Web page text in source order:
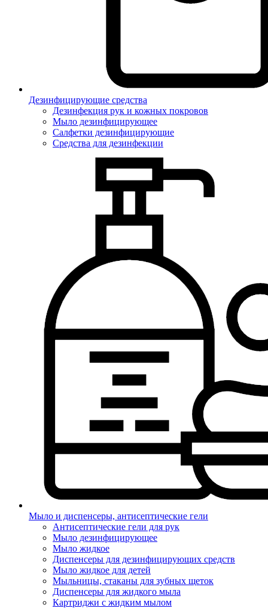
Дезинфицирующие средства
Дезинфекция рук и кожных покровов
Мыло дезинфицирующее
Салфетки дезинфицирующие
Средства для дезинфекции
Мыло и диспенсеры, антисептические гели
Антисептические гели для рук
Мыло дезинфицирующее
Мыло жидкое
Диспенсеры для дезинфицирующих средств
Мыло жидкое для детей
Мыльницы, стаканы для зубных щеток
Диспенсеры для жидкого мыла
Картриджи с жидким мылом